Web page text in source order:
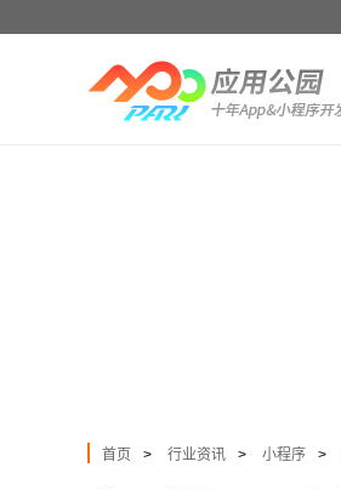
首页 > 行业资讯 > 小程序 >